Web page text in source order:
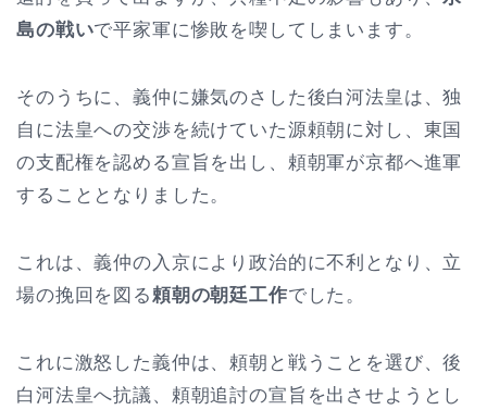
島の戦いで平家軍に惨敗を喫してしまいます。
そのうちに、義仲に嫌気のさした後白河法皇は、独
自に法皇への交渉を続けていた源頼朝に対し、東国
の支配権を認める宣旨を出し、頼朝軍が京都へ進軍
することとなりました。
これは、義仲の入京により政治的に不利となり、立
場の挽回を図る頼朝の朝廷工作でした。
これに激怒した義仲は、頼朝と戦うことを選び、後
白河法皇へ抗議、頼朝追討の宣旨を出させようとし